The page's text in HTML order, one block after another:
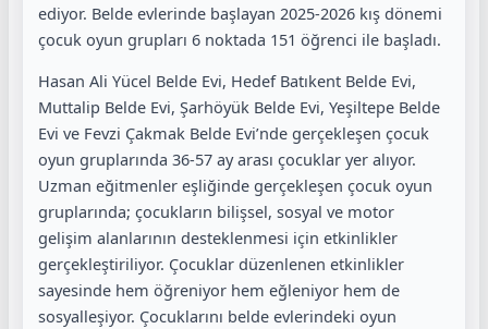
ediyor. Belde evlerinde başlayan 2025-2026 kış dönemi
çocuk oyun grupları 6 noktada 151 öğrenci ile başladı.
Hasan Ali Yücel Belde Evi, Hedef Batıkent Belde Evi,
Muttalip Belde Evi, Şarhöyük Belde Evi, Yeşiltepe Belde
Evi ve Fevzi Çakmak Belde Evi’nde gerçekleşen çocuk
oyun gruplarında 36-57 ay arası çocuklar yer alıyor.
Uzman eğitmenler eşliğinde gerçekleşen çocuk oyun
gruplarında; çocukların bilişsel, sosyal ve motor
gelişim alanlarının desteklenmesi için etkinlikler
gerçekleştiriliyor. Çocuklar düzenlenen etkinlikler
sayesinde hem öğreniyor hem eğleniyor hem de
sosyalleşiyor. Çocuklarını belde evlerindeki oyun